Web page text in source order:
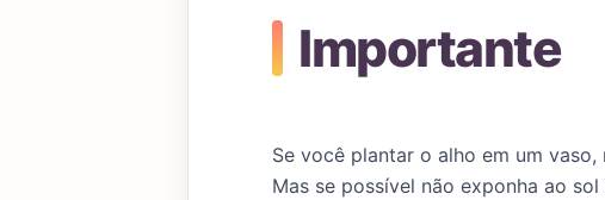
Importante
Se você plantar o alho em um
Mas se possível não exponha ao